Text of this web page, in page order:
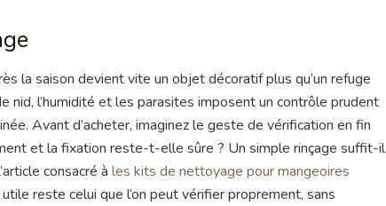
la saison devient vite un objet décoratif plus qu’un refuge
nid, l’humidité et les parasites imposent un contrôle prudent
Avant d’acheter, imaginez le geste de vérification en fin
et la fixation reste-t-elle sûre ? Un simple rinçage suffit-il
consacré à les kits de nettoyage pour mangeoires
reste celui que l’on peut vérifier proprement, sans